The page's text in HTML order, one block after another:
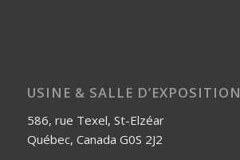
USINE & SALLE D’EXPOSITION
586, rue Texel, St-Elzéar
Québec, Canada G0S 2J2